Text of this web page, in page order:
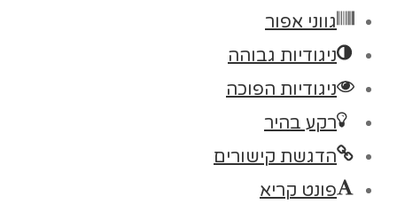
גווני אפור
ניגודיות גבוהה
ניגודיות הפוכה
רקע בהיר
הדגשת קישורים
פונט קריא